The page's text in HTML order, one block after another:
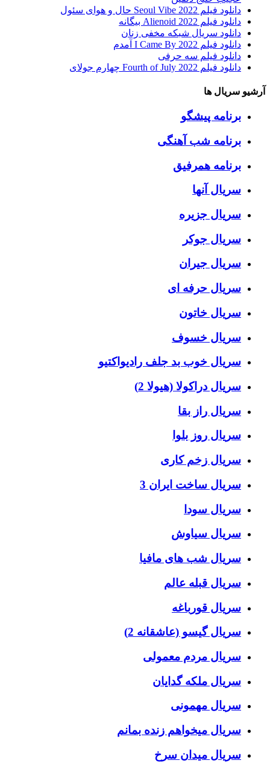
دانلود فیلم Seoul Vibe 2022 حال و هوای سئول
دانلود فیلم Alienoid 2022 بیگانه
دانلود سریال شبکه مخفی زنان
دانلود فیلم I Came By 2022 آمدم
دانلود فیلم سه حرفی
دانلود فیلم Fourth of July 2022 چهارم جولای
آرشیو سریال ها
برنامه پیشگو
برنامه شب آهنگی
برنامه همرفیق
سریال آنها
سریال جزیره
سریال جوکر
سریال جیران
سریال حرفه ای
سریال خاتون
سریال خسوف
سریال خوب بد جلف رادیواکتیو
سریال دراکولا (هیولا 2)
سریال راز بقا
سریال روز بلوا
سریال زخم کاری
سریال ساخت ایران 3
سریال سودا
سریال سیاوش
سریال شب های مافیا
سریال قبله عالم
سریال قورباغه
سریال گیسو (عاشقانه 2)
سریال مردم معمولی
سریال ملکه گدایان
سریال مهمونی
سریال میخواهم زنده بمانم
سریال میدان سرخ